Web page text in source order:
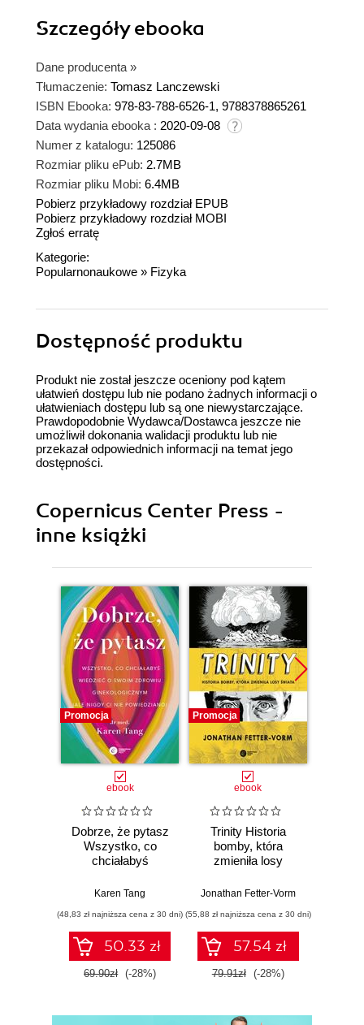
Szczegółyebooka
Dane producenta »
Tłumaczenie: Tomasz Lanczewski
ISBN Ebooka: 978-83-788-6526-1, 9788378865261
Data wydania ebooka : 2020-09-08
Numer z katalogu: 125086
Rozmiar pliku ePub: 2.7MB
Rozmiar pliku Mobi: 6.4MB
Pobierz przykładowy rozdział EPUB
Pobierz przykładowy rozdział MOBI
Zgłoś erratę
Kategorie:
Popularnonaukowe » Fizyka
Dostępność produktu
Produkt nie został jeszcze oceniony pod kątem
ułatwień dostępu lub nie podano żadnych informacji o
ułatwieniach dostępu lub są one niewystarczające.
Prawdopodobnie Wydawca/Dostawca jeszcze nie
umożliwił dokonania walidacji produktu lub nie
przekazał odpowiednich informacji na temat jego
dostępności.
Copernicus Center Press -
inne książki
Promocja
ebook
Dobrze, że pytasz
Wszystko, co
chciałabyś
zdrowiu
(ale nigdy Ci nie
powiedziano)
Karen Tang
(48,83 zł najniższa cena z 30 dni)
50.33 zł
69.90zł (-28%)
Promocja
ebook
Trinity Historia
bomby, która
zmieniła losy
Jonathan Fetter-Vorm
(55,88 zł najniższa cena z 30 dni)
57.54 zł
79.91zł (-28%)